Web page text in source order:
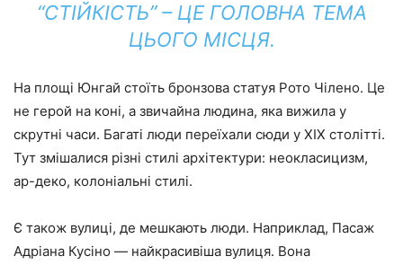
“СТІЙКІСТЬ” – ЦЕ ГОЛОВНА ТЕМА
ЦЬОГО МІСЦЯ.
На площі Юнгай стоїть бронзова статуя Рото Чілено. Це
не герой на коні, а звичайна людина, яка вижила у
скрутні часи. Багаті люди переїхали сюди у ХІХ столітті.
Тут змішалися різні стилі архітектури: неокласицизм,
ар-деко, колоніальні стилі.
Є також вулиці, де мешкають люди. Наприклад, Пасаж
Адріана Кусіно — найкрасивіша вулиця. Вона